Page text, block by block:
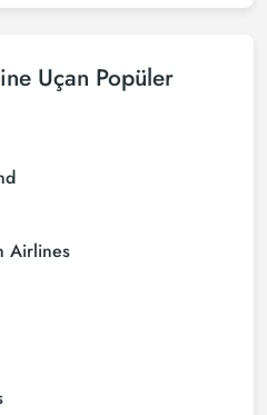
Uçan Popüler
Airlines